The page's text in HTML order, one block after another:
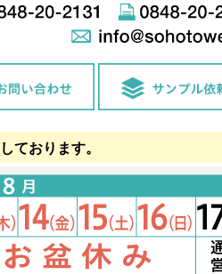
ております。